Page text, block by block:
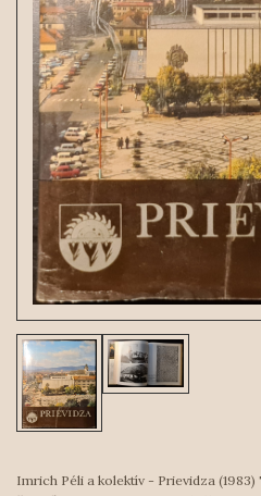
Imrich Péli a kolektív - Prievidza